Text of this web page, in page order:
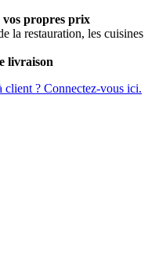
vos propres prix
la restauration, les cuisines
livraison
client ? Connectez-vous ici.